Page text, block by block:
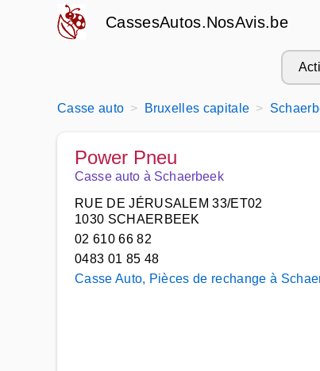
CassesAutos.NosAvis.be
Casse auto Bruxelles capitale
Power Pneu
Casse auto à Schaerbeek
RUE DE JÉRUSALEM 33/ET02
1030 SCHAERBEEK
02 610 66 82
0483 01 85 48
Casse Auto, Pièces de rechange à